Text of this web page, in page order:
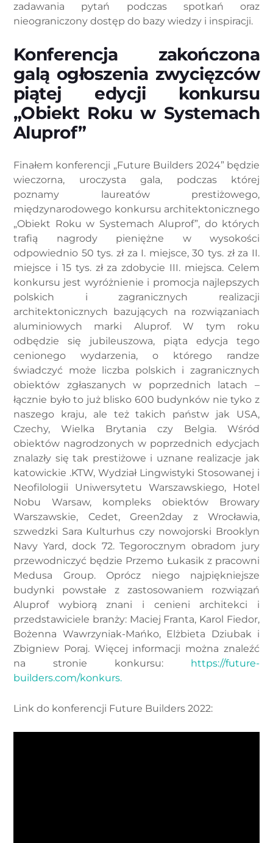
zadawania pytań podczas spotkań oraz
nieograniczony dostęp do bazy wiedzy i inspiracji.
Konferencja zakończona
galą ogłoszenia zwycięzców
piątej edycji konkursu
„Obiekt Roku w Systemach
Aluprof”
Finałem konferencji „Future Builders 2024” będzie
wieczorna, uroczysta gala, podczas której
poznamy laureatów prestiżowego,
międzynarodowego konkursu architektonicznego
„Obiekt Roku w Systemach Aluprof”, do których
trafią nagrody pieniężne w wysokości
odpowiednio 50 tys. zł za I. miejsce, 30 tys. zł za II.
miejsce i 15 tys. zł za zdobycie III. miejsca. Celem
konkursu jest wyróżnienie i promocja najlepszych
polskich i zagranicznych realizacji
architektonicznych bazujących na rozwiązaniach
aluminiowych marki Aluprof. W tym roku
odbędzie się jubileuszowa, piąta edycja tego
cenionego wydarzenia, o którego randze
świadczyć może liczba polskich i zagranicznych
obiektów zgłaszanych w poprzednich latach –
łącznie było to już blisko 600 budynków nie tyko z
naszego kraju, ale też takich państw jak USA,
Czechy, Wielka Brytania czy Belgia. Wśród
obiektów nagrodzonych w poprzednich edycjach
znalazły się tak prestiżowe i uznane realizacje jak
katowickie .KTW, Wydział Lingwistyki Stosowanej i
Neofilologii Uniwersytetu Warszawskiego, Hotel
Nobu Warsaw, kompleks obiektów Browary
Warszawskie, Cedet, Green2day z Wrocławia,
szwedzki Sara Kulturhus czy nowojorski Brooklyn
Navy Yard, dock 72. Tegorocznym obradom jury
przewodniczyć będzie Przemo Łukasik z pracowni
Medusa Group. Oprócz niego najpiękniejsze
budynki powstałe z zastosowaniem rozwiązań
Aluprof wybiorą znani i cenieni architekci i
przedstawiciele branży: Maciej Franta, Karol Fiedor,
Bożenna Wawrzyniak-Mańko, Elżbieta Dziubak i
Zbigniew Poraj. Więcej informacji można znaleźć
na stronie konkursu:
https://future-
builders.com/konkurs.
Link do konferencji Future Builders 2022: